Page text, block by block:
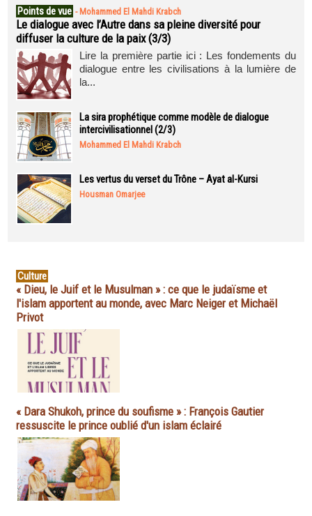
Points de vue - Mohammed El Mahdi Krabch
Le dialogue avec l’Autre dans sa pleine diversité pour
diffuser la culture de la paix (3/3)
Lire la première partie ici : Les fondements du
dialogue entre les civilisations à la lumière de
la...
La sira prophétique comme modèle de dialogue
intercivilisationnel (2/3)
Mohammed El Mahdi Krabch
Les vertus du verset du Trône – Ayat al-Kursi
Housman Omarjee
Culture
« Dieu, le Juif et le Musulman » : ce que le judaïsme et
l'islam apportent au monde, avec Marc Neiger et Michaël
Privot
« Dara Shukoh, prince du soufisme » : François Gautier
ressuscite le prince oublié d'un islam éclairé